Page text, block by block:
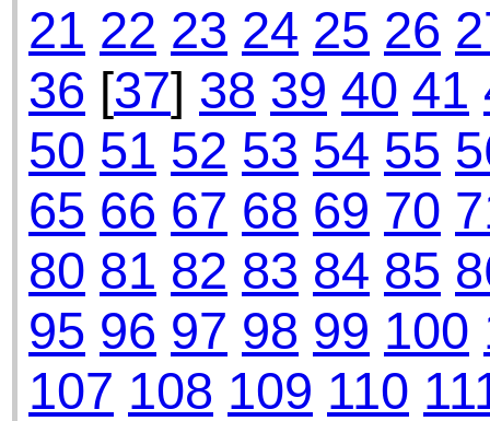
21 22 23 24 25 26
36 [37] 38 39 40 41
50 51 52 53 54 55
65 66 67 68 69 70
80 81 82 83 84 85
95 96 97 98 99 100
107 108 109 110